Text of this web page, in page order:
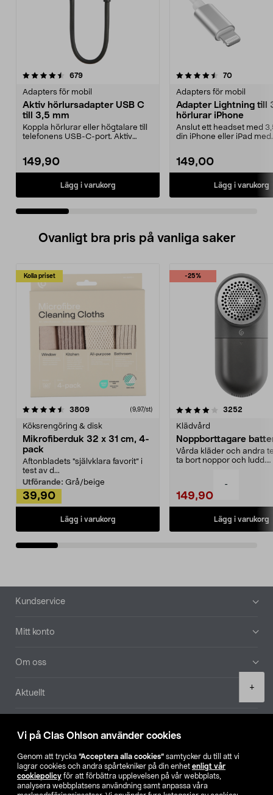
Vi på Clas Ohlson använder cookies
Genom att trycka ”Acceptera alla cookies” samtycker du till att vi
lagrar cookies och andra spårtekniker på din enhet enligt vår
cookiepolicy för att förbättra upplevelsen på vår webbplats,
analysera webbplatsens användning samt anpassa våra
-
+
679recensioner
Adapters för mobil
Aktiv hörlursadapter USB C
till 3,5 mm
Koppla hörlurar eller högtalare till
telefonens USB-C-port. Aktiv
149,90
Lägg i varukorg
4.5 av 5 stjärnor 70recensioner
Adapters för mobil
Adapter Lightning till
hörlurar iPhone
Anslut ett headset med
din iPhone eller iPad med
149,00
Lägg i varukorg
3.5 av 5 stjärnor
Ovanligt bra pris på vanliga saker
Kolla priset
3809recensioner (9,97/st)
Köksrengöring & disk
Mikrofiberduk 32 x 31 cm, 4-
pack
Aftonbladets "självklara favorit” i
test av d...
Utförande: Grå/beige
39,90
Lägg i varukorg
-25%
4.0av 5 stjärnor 3252
Klädvård
Noppborttagare
Vårda kläder och andra
ta bort noppor och ludd.
149,90
Lägg i varukorg
4.5av 5 stjärnor
Sidfot
Kundservice
Mitt konto
Om oss
Aktuellt
Hitta butik
SE NO FI